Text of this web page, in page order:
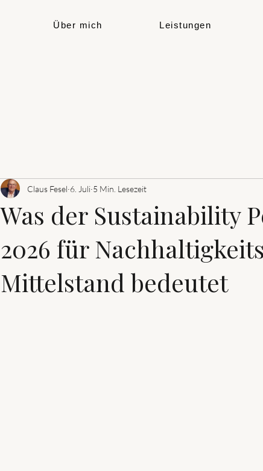
Über mich Leistungen
Was der Sustainability
2026 für
Mittelstand bedeutet
Claus Fesel 6. Juli 5 Min. Lesezeit